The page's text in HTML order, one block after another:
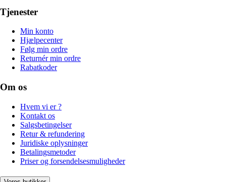
Tjenester
Min konto
Hjælpecenter
Følg min ordre
Returnér min ordre
Rabatkoder
Om os
Hvem vi er ?
Kontakt os
Salgsbetingelser
Retur & refundering
Juridiske oplysninger
Betalingsmetoder
Priser og forsendelsesmuligheder